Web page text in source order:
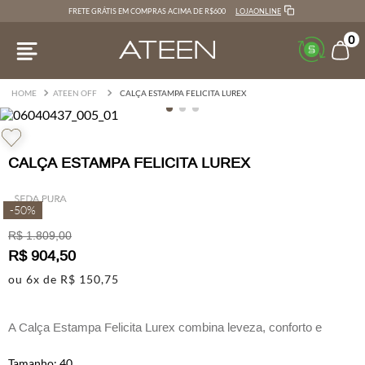
FRETE GRÁTIS EM COMPRAS ACIMA DE R$600 LOJAONLINE
0
ATEEN OFF CALÇA ESTAMPA FELICITA LUREX
CALÇA ESTAMPA FELICITA LUREX
-50%
R$ 1.809,00
R$ 904,50
ou 6x de R$ 150,75
A Calça Estampa Felicita Lurex combina leveza, conforto e